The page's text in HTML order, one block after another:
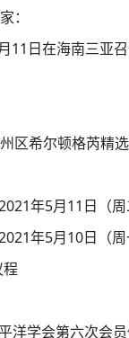
：
11日在海南三亚
区希尔顿格芮精
年5月11日（周
年5月10日（
洋学会第六次会